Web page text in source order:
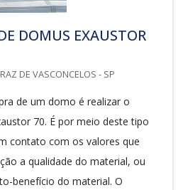
DOMUS EXAUSTOR
DE VASCONCELOS - SP
de um domo é realizar o
70. É por meio deste tipo
contato com os valores que
a qualidade do material, ou
benefício do material. O